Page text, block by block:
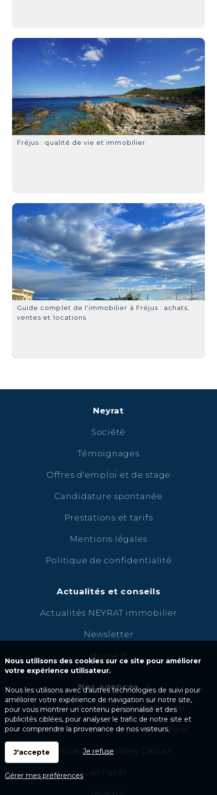
Fréjus : qualité de vie et immobilier
Guide complet de l'immobilier à Fréjus : achats,
ventes et locations
Neyrat
Société
Témoignages
Offres d'emploi et de stage
Candidature spontanée
Prestations et tarifs
Mentions légales
Politique de confidentialité
Actualités et conseils
Actualités NEYRAT immobilier
Newsletter
Home B
Nos agences
Agences immobilières dans le Var
Agence immobilière Saint Raphaël
Agence immobilière Callian
Acheter
Nous utilisons des cookies sur ce site pour améliorer
votre expérience utilisateur.
Nous les utilisons avec d'autres technologies de suivi pour
améliorer votre expérience de navigation sur notre site,
pour vous montrer un contenu personnalisé et des
publicités ciblées, pour analyser le trafic de notre site et
pour comprendre la provenance de nos visiteurs.
J'accepte Je refuse
Gérer mes préférences